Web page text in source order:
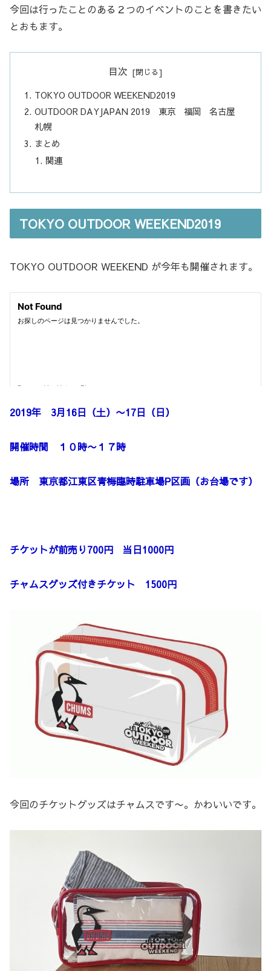
今回は行ったことのある２つのイベントのことを書きたい
とおもます。
目次
TOKYO OUTDOOR WEEKEND2019
OUTDOOR DAYJAPAN 2019 東京 福岡 名古屋
札幌
まとめ
関連
TOKYO OUTDOOR WEEKEND2019
TOKYO OUTDOOR WEEKEND が今年も開催されます。
2019年 3月16日（土）〜17日（日）
開催時間 １０時〜１７時
場所 東京都江東区青梅臨時駐車場P区画（お台場です）
チケットが前売り700円 当日1000円
チャムスグッズ付きチケット 1500円
今回のチケットグッズはチャムスです〜。かわいいです。